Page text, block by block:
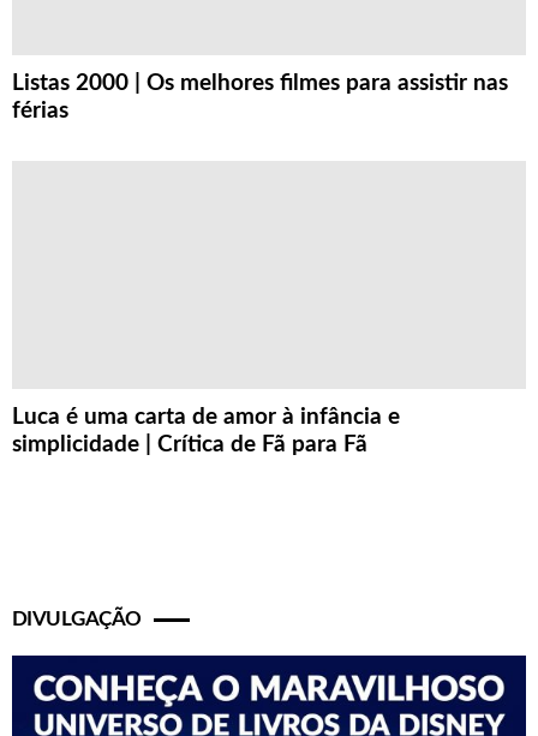
Listas 2000 | Os melhores filmes para assistir nas
férias
Luca é uma carta de amor à infância e
simplicidade | Crítica de Fã para Fã
DIVULGAÇÃO